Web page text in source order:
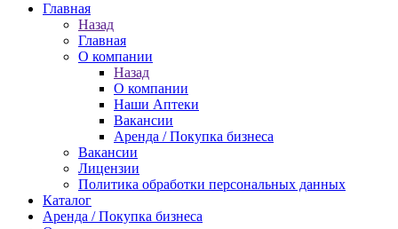
Главная
Назад
Главная
О компании
Назад
О компании
Наши Аптеки
Вакансии
Аренда / Покупка бизнеса
Вакансии
Лицензии
Политика обработки персональных данных
Каталог
Аренда / Покупка бизнеса